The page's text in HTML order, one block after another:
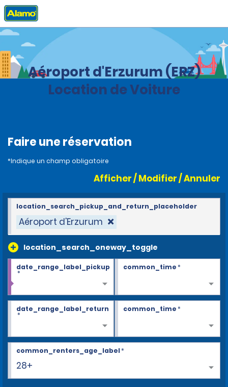
Accueil Agences
Aéroport d'Erzurum (ERZ)
Location de Voiture
Faire une réservation
*Indique un champ obligatoire
Afficher / Modifier / Annuler
Aéroport d'Erzurum
location_search_oneway_toggle
location_search_pickup_and_return_placeholder
date_range_label_pickup
*
common_time*
date_range_label_return
*
common_time*
28+
common_renters_age_label*